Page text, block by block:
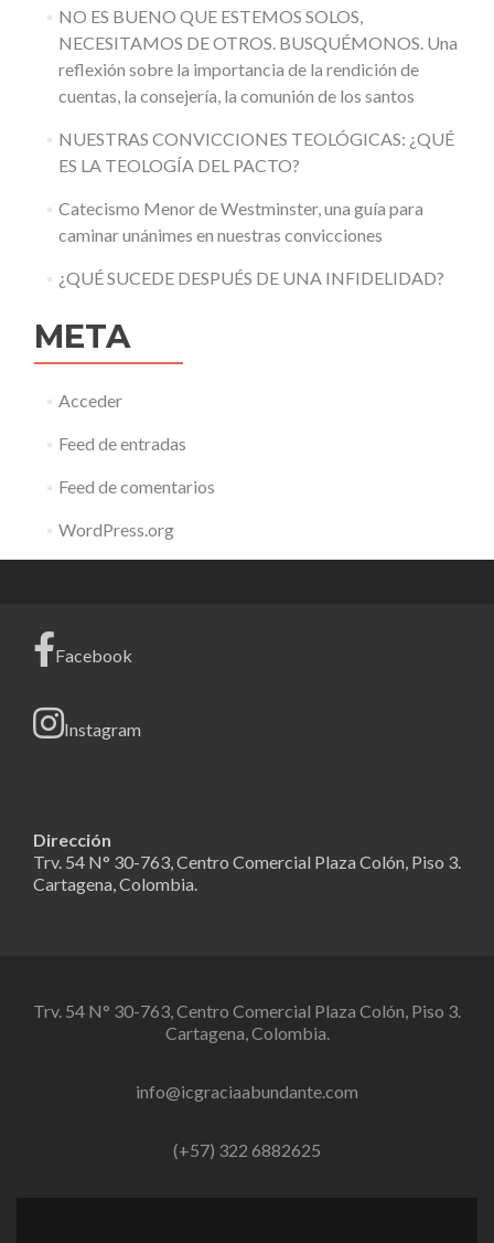
NO ES BUENO QUE ESTEMOS SOLOS,
NECESITAMOS DE OTROS. BUSQUÉMONOS. Una
reflexión sobre la importancia de la rendición de
cuentas, la consejería, la comunión de los santos
NUESTRAS CONVICCIONES TEOLÓGICAS: ¿QUÉ
ES LA TEOLOGÍA DEL PACTO?
Catecismo Menor de Westminster, una guía para
caminar unánimes en nuestras convicciones
¿QUÉ SUCEDE DESPUÉS DE UNA INFIDELIDAD?
META
Acceder
Feed de entradas
Feed de comentarios
WordPress.org
Facebook
Instagram
Dirección
Trv. 54 N° 30-763, Centro Comercial Plaza Colón, Piso 3.
Cartagena, Colombia.
Trv. 54 N° 30-763, Centro Comercial Plaza Colón, Piso 3.
Cartagena, Colombia.
info@icgraciaabundante.com
(+57) 322 6882625